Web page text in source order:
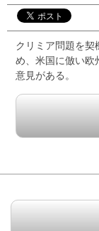
クリミア問題を契
め、米国に倣い欧
意見がある。